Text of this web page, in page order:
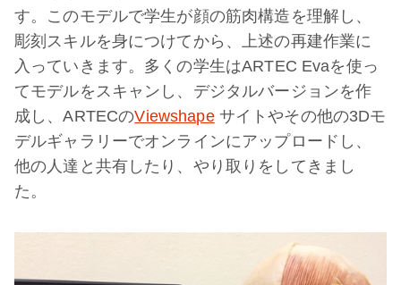
す。このモデルで学生が顔の筋肉構造を理解し、
彫刻スキルを身につけてから、上述の再建作業に
入っていきます。多くの学生はARTEC Evaを使っ
てモデルをスキャンし、デジタルバージョンを作
成し、ARTECのViewshapeサイトやその他の3Dモ
デルギャラリーでオンラインにアップロードし、
他の人達と共有したり、やり取りをしてきまし
た。